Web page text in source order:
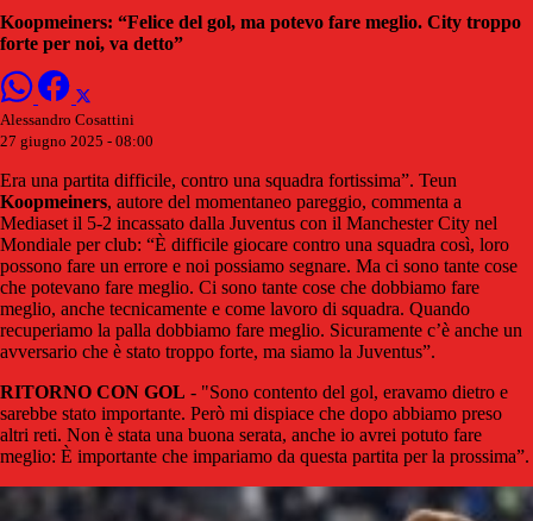
Koopmeiners: “Felice del gol, ma potevo fare meglio. City troppo
forte per noi, va detto”
Alessandro Cosattini
27 giugno 2025 - 08:00
Era una partita difficile, contro una squadra fortissima”. Teun
Koopmeiners, autore del momentaneo pareggio, commenta a
Mediaset il 5-2 incassato dalla Juventus con il Manchester City nel
Mondiale per club: “È difficile giocare contro una squadra così, loro
possono fare un errore e noi possiamo segnare. Ma ci sono tante cose
che potevano fare meglio. Ci sono tante cose che dobbiamo fare
meglio, anche tecnicamente e come lavoro di squadra. Quando
recuperiamo la palla dobbiamo fare meglio. Sicuramente c’è anche un
avversario che è stato troppo forte, ma siamo la Juventus”.
RITORNO CON GOL - "Sono contento del gol, eravamo dietro e
sarebbe stato importante. Però mi dispiace che dopo abbiamo preso
altri reti. Non è stata una buona serata, anche io avrei potuto fare
meglio: È importante che impariamo da questa partita per la prossima”.